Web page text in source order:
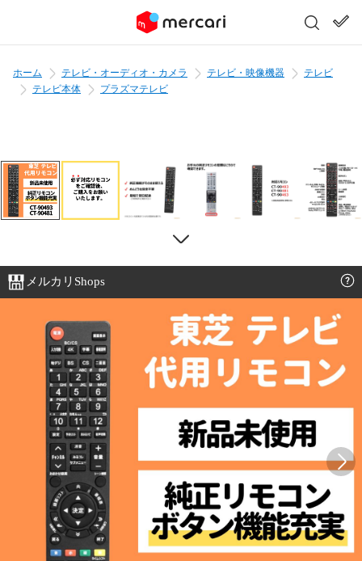
ホーム テレビ・オーディオ・カメラ テレビ・映像機器
テレビ
テレビ本体
プラズマテレビ
メルカリShops